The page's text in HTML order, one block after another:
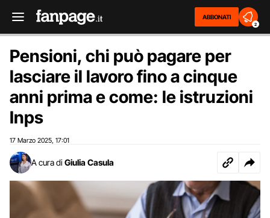
ABBONATI
2
Pensioni, chi può pagare per
lasciare il lavoro fino a cinque
anni prima e come: le istruzioni
Inps
17 Marzo 2025 17:01
A cura di Giulia Casula